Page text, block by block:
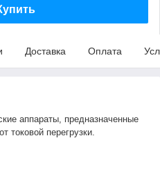
Доставка Оплата
аппараты, предназначенные
токовой перегрузки.